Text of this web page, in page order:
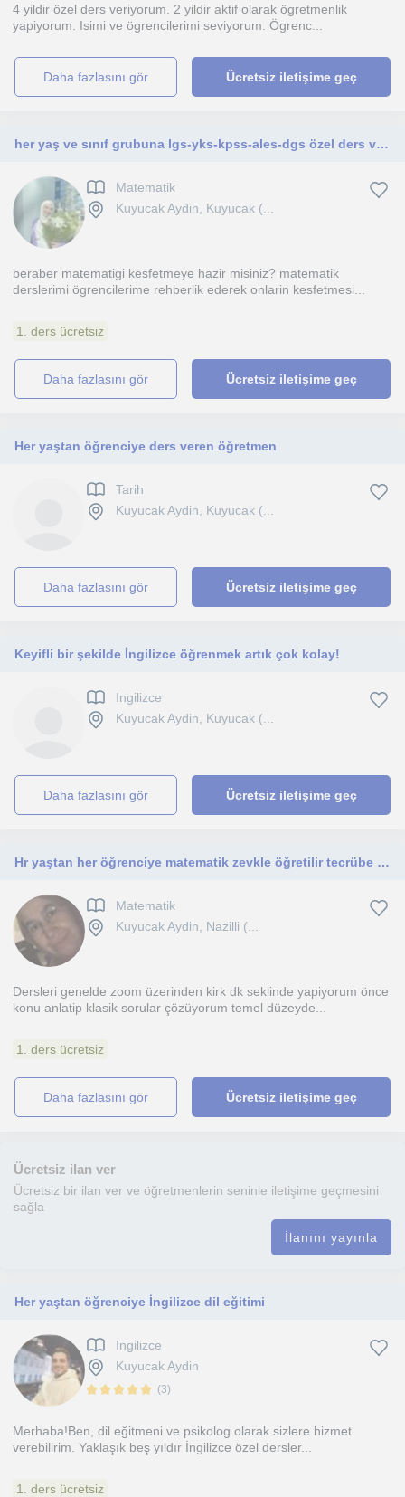
4 yildir özel ders veriyorum. 2 yildir aktif olarak ögretmenlik
yapiyorum. Isimi ve ögrencilerimi seviyorum. Ögrenc...
daha fazlasını gör Ücretsiz iletişime geç
her yaş ve sınıf grubuna lgs-yks-kpss-ales-dgs özel ders verilir
Matematik
Kuyucak Aydin, Kuyucak (...
beraber matematigi kesfetmeye hazir misiniz? matematik
derslerimi ögrencilerime rehberlik ederek onlarin kesfetmesi...
1. ders ücretsiz
daha fazlasını gör Ücretsiz iletişime geç
Her yaştan öğrenciye ders veren öğretmen
Tarih
Kuyucak Aydin, Kuyucak (...
daha fazlasını gör Ücretsiz iletişime geç
Keyifli bir şekilde İngilizce öğrenmek artık çok kolay!
Ingilizce
Kuyucak Aydin, Kuyucak (...
daha fazlasını gör Ücretsiz iletişime geç
Hr yaştan her öğrenciye matematik zevkle öğretilir tecrübe ve öğrenci iletişiminde iyi amaç ne kadar çok gence dokunursam mutlu ol
Matematik
Kuyucak Aydin, Nazilli (...
Dersleri genelde zoom üzerinden kirk dk seklinde yapiyorum önce
konu anlatip klasik sorular çözüyorum temel düzeyde...
1. ders ücretsiz
daha fazlasını gör Ücretsiz iletişime geç
Ücretsiz ilan ver
Ücretsiz bir ilan ver ve öğretmenlerin seninle iletişime geçmesini
sağla
İlanını yayınla
Her yaştan öğrenciye İngilizce dil eğitimi
Ingilizce
Kuyucak Aydin
(3)
Merhaba!Ben, dil eğitmeni ve psikolog olarak sizlere hizmet
verebilirim. Yaklaşık beş yıldır İngilizce özel dersler...
1. ders ücretsiz